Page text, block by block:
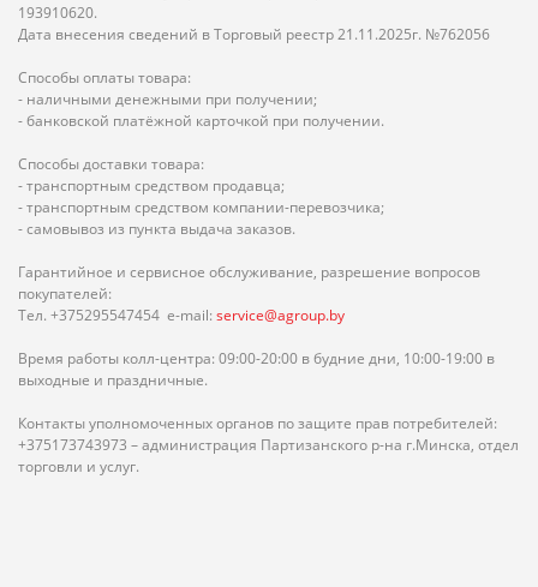
193910620.
Дата внесения сведений в Торговый реестр 21.11.2025г. №762056
Способы оплаты товара:
- наличными денежными при получении;
- банковской платёжной карточкой при получении.
Способы доставки товара:
- транспортным средством продавца;
- транспортным средством компании-перевозчика;
- самовывоз из пункта выдача заказов.
Гарантийное и сервисное обслуживание, разрешение вопросов
покупателей:
Тел. +375295547454 e-mail: service@agroup.by
Время работы колл-центра: 09:00-20:00 в будние дни, 10:00-19:00 в
выходные и праздничные.
Контакты уполномоченных органов по защите прав потребителей:
+375173743973 – администрация Партизанского р-на г.Минска, отдел
торговли и услуг.